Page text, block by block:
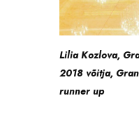
Lilia Kozlova,
2018 võitja,
runner up